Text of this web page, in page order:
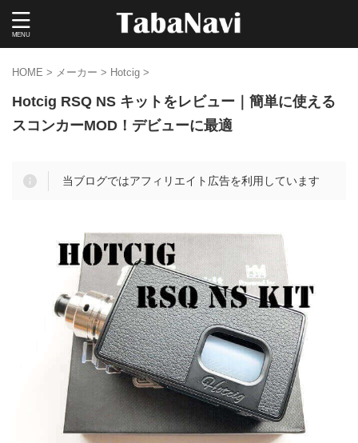
HOME > メーカー > Hotcig >
Hotcig RSQ NS キットをレビュー｜簡単に使える
スコンカーMOD！デビューに最適
当ブログではアフィリエイト広告を利用しています